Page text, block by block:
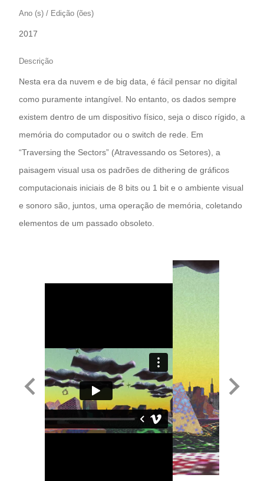
Ano (s) / Edição (ões)
2017
Descrição
Nesta era da nuvem e de big data, é fácil pensar no digital
como puramente intangível. No entanto, os dados sempre
existem dentro de um dispositivo físico, seja o disco rígido, a
memória do computador ou o switch de rede. Em
“Traversing the Sectors” (Atravessando os Setores), a
paisagem visual usa os padrões de dithering de gráficos
computacionais iniciais de 8 bits ou 1 bit e o ambiente visual
e sonoro são, juntos, uma operação de memória, coletando
elementos de um passado obsoleto.